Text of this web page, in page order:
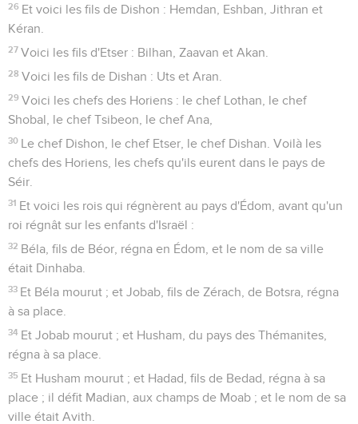
26 Et voici les fils de Dishon : Hemdan, Eshban, Jithran et
Kéran.
27 Voici les fils d'Etser : Bilhan, Zaavan et Akan.
28 Voici les fils de Dishan : Uts et Aran.
29 Voici les chefs des Horiens : le chef Lothan, le chef
Shobal, le chef Tsibeon, le chef Ana,
30 Le chef Dishon, le chef Etser, le chef Dishan. Voilà les
chefs des Horiens, les chefs qu'ils eurent dans le pays de
Séir.
31 Et voici les rois qui régnèrent au pays d'Édom, avant qu'un
roi régnât sur les enfants d'Israël :
32 Béla, fils de Béor, régna en Édom, et le nom de sa ville
était Dinhaba.
33 Et Béla mourut ; et Jobab, fils de Zérach, de Botsra, régna
à sa place.
34 Et Jobab mourut ; et Husham, du pays des Thémanites,
régna à sa place.
35 Et Husham mourut ; et Hadad, fils de Bedad, régna à sa
place ; il défit Madian, aux champs de Moab ; et le nom de sa
ville était Avith.